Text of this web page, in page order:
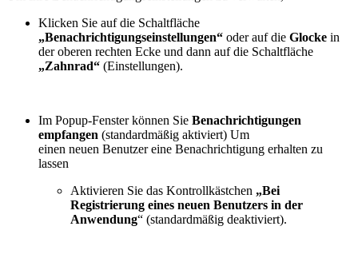
Klicken Sie auf die Schaltfläche
„Benachrichtigungseinstellungen“ oder auf die Glocke in
der oberen rechten Ecke und dann auf die Schaltfläche
„Zahnrad“ (Einstellungen).
Im Popup-Fenster können Sie Benachrichtigungen
empfangen (standardmäßig aktiviert) Um
einen neuen Benutzer eine Benachrichtigung erhalten zu
lassen
Aktivieren Sie das Kontrollkästchen „Bei
Registrierung eines neuen Benutzers in der
Anwendung“ (standardmäßig deaktiviert).